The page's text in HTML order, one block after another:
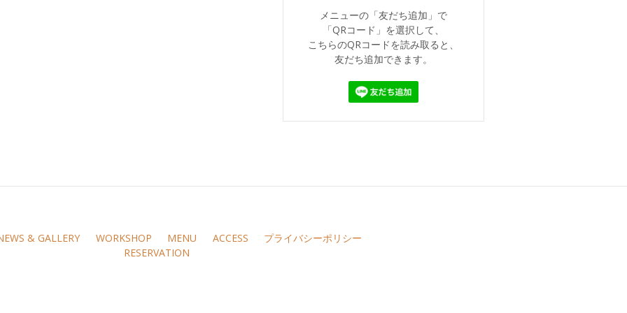
メニューの「友だち追加」で
「QRコード」を選択して、
こちらのQRコードを読み取ると、
友だち追加できます。
& GALLERY WORKSHOP MENU ACCESS
プライバシーポリシー
RESERVATION